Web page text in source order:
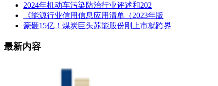
2024年机动车污染防治行业评述和202
《能源行业信用信息应用清单（2023年版
豪砸15亿！煤炭巨头苏能股份刚上市就跨界
最新内容